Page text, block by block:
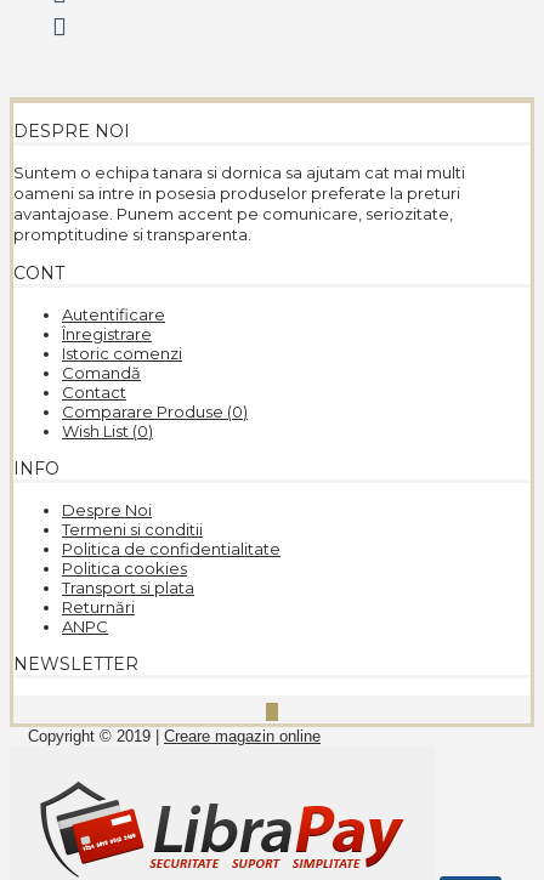
DESPRE NOI
Suntem o echipa tanara si dornica sa ajutam cat mai multi
oameni sa intre in posesia produselor preferate la preturi
avantajoase. Punem accent pe comunicare, seriozitate,
promptitudine si transparenta.
CONT
Autentificare
Înregistrare
Istoric comenzi
Comandă
Contact
Comparare Produse (0)
Wish List (0)
INFO
Despre Noi
Termeni si conditii
Politica de confidentialitate
Politica cookies
Transport si plata
Returnări
ANPC
NEWSLETTER
Copyright © 2019 | Creare magazin online